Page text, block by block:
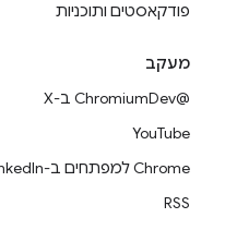
פודקאסטים ותוכניות
מעקב
@ChromiumDev ב-X
YouTube
Chrome למפתחים ב-LinkedIn
RSS